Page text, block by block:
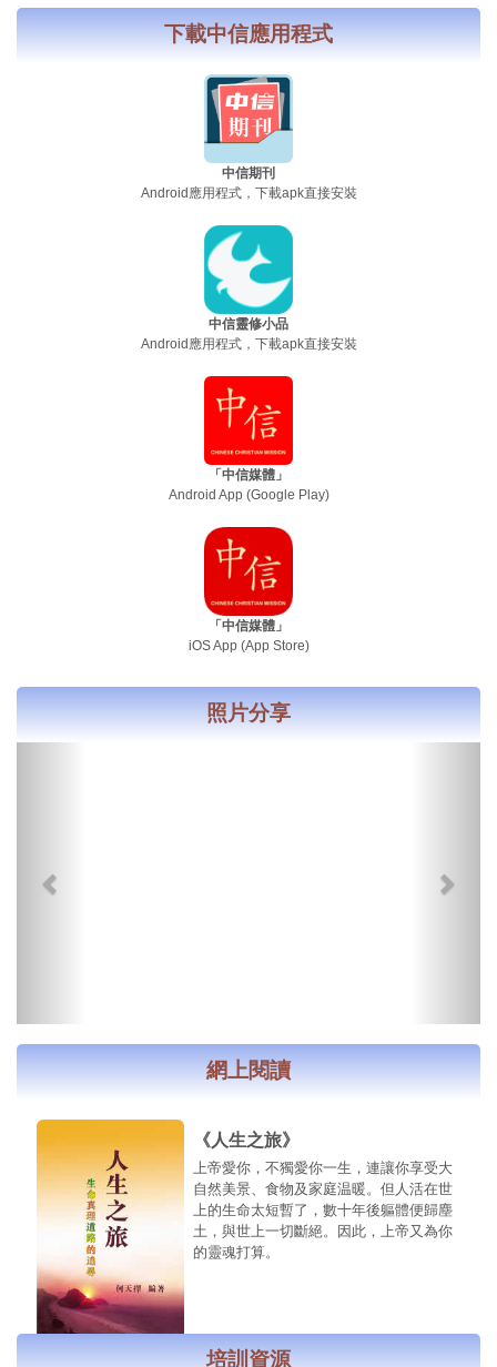
下載中信應用程式
中信期刊
Android應用程式，下載apk直接安裝
中信靈修小品
Android應用程式，下載apk直接安裝
「中信媒體」
Android App (Google Play)
「中信媒體」
iOS App (App Store)
照片分享
previous next
網上閱讀
《人生之旅》
上帝愛你，不獨愛你一生，連讓你享受大
自然美景、食物及家庭温暖。但人活在世
上的生命太短暫了，數十年後軀體便歸塵
土，與世上一切斷絕。因此，上帝又為你
的靈魂打算。
培訓資源